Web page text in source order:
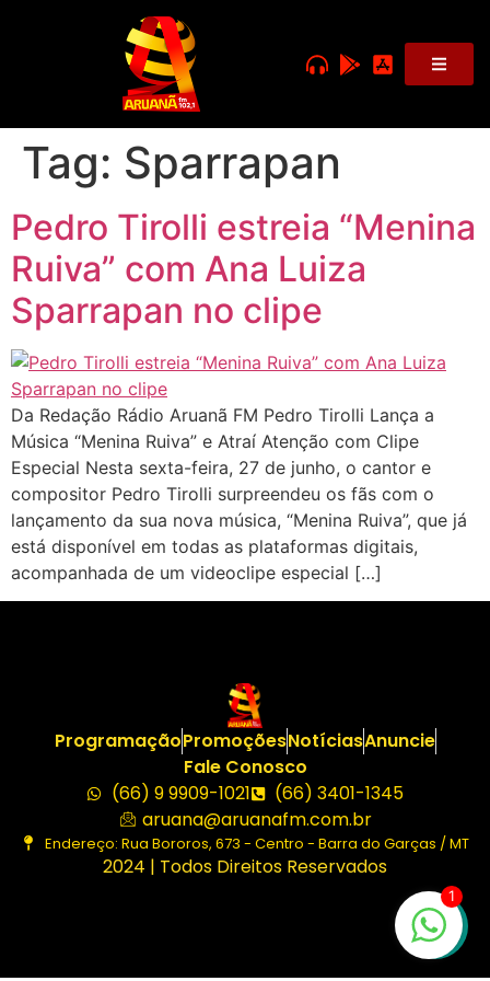
Tag: Sparrapan
Pedro Tirolli estreia “Menina
Ruiva” com Ana Luiza
Sparrapan no clipe
Da Redação Rádio Aruanã FM Pedro Tirolli Lança a
Música “Menina Ruiva” e Atraí Atenção com Clipe
Especial Nesta sexta-feira, 27 de junho, o cantor e
compositor Pedro Tirolli surpreendeu os fãs com o
lançamento da sua nova música, “Menina Ruiva”, que já
está disponível em todas as plataformas digitais,
acompanhada de um videoclipe especial […]
ProgramaçãoPromoçõesNotíciasAnuncie
Fale Conosco
(66) 9 9909-1021
(66) 3401-1345
aruana@aruanafm.com.br
Endereço: Rua Bororos, 673 - Centro - Barra do Garças / MT
2024 | Todos Direitos Reservados
1